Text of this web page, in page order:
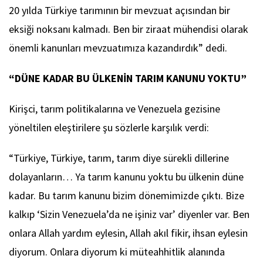
20 yılda Türkiye tarımının bir mevzuat açısından bir
eksiği noksanı kalmadı. Ben bir ziraat mühendisi olarak
önemli kanunları mevzuatımıza kazandırdık” dedi.
“DÜNE KADAR BU ÜLKENİN TARIM KANUNU YOKTU”
Kirişci, tarım politikalarına ve Venezuela gezisine
yöneltilen eleştirilere şu sözlerle karşılık verdi:
“Türkiye, Türkiye, tarım, tarım diye sürekli dillerine
dolayanların… Ya tarım kanunu yoktu bu ülkenin düne
kadar. Bu tarım kanunu bizim dönemimizde çıktı. Bize
kalkıp ‘Sizin Venezuela’da ne işiniz var’ diyenler var. Ben
onlara Allah yardım eylesin, Allah akıl fikir, ihsan eylesin
diyorum. Onlara diyorum ki müteahhitlik alanında